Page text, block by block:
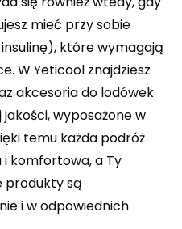
mieć przy sobie
które wymagają
W Yeticool znajdziesz
akcesoria do lodówek
wyposażone w
temu każda podróż
i komfortowa, a Ty
produkty są
i w odpowiednich